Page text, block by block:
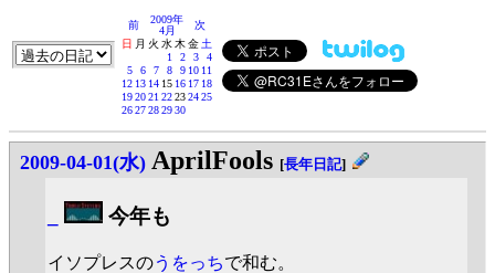
前
2009年
4月
次
日 月 火 水木金土
1
2 3
4
5
6 7 8 9 10 11
12 13 14 15 16 17 18
19202122232425
2627282930
2009-04-01(水) AprilFools [長年日記]
今年も
イソプレスのうをっちで和む。